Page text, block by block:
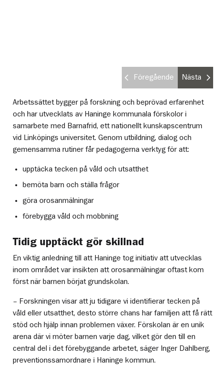
Föregående Nästa
Arbetssättet bygger på forskning och beprövad erfarenhet
och har utvecklats av Haninge kommunala förskolor i
samarbete med Barnafrid, ett nationellt kunskapscentrum
vid Linköpings universitet. Genom utbildning, dialog och
gemensamma rutiner får pedagogerna verktyg för att:
upptäcka tecken på våld och utsatthet
bemöta barn och ställa frågor
göra orosanmälningar
förebygga våld och mobbning
Tidig upptäckt gör skillnad
En viktig anledning till att Haninge tog initiativ att utvecklas
inom området var insikten att orosanmälningar oftast kom
först när barnen börjat grundskolan.
– Forskningen visar att ju tidigare vi identifierar tecken på
våld eller utsatthet, desto större chans har familjen att få rätt
stöd och hjälp innan problemen växer. Förskolan är en unik
arena där vi möter barnen varje dag, vilket gör den till en
central del i det förebyggande arbetet, säger Inger Dahlberg,
preventionssamordnare i Haninge kommun.